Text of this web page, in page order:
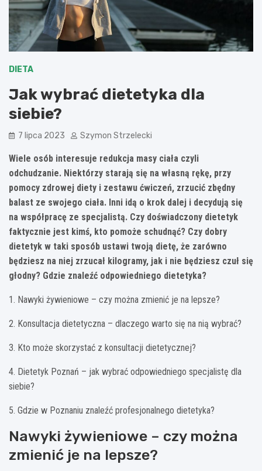
DIETA
Jak wybrać dietetyka dla
siebie?
7 lipca 2023 Szymon Strzelecki
Wiele osób interesuje redukcja masy ciała czyli
odchudzanie. Niektórzy starają się na własną rękę, przy
pomocy zdrowej diety i zestawu ćwiczeń, zrzucić zbędny
balast ze swojego ciała. Inni idą o krok dalej i decydują się
na współpracę ze specjalistą. Czy doświadczony dietetyk
faktycznie jest kimś, kto pomoże schudnąć? Czy dobry
dietetyk w taki sposób ustawi twoją dietę, że zarówno
będziesz na niej zrzucał kilogramy, jak i nie będziesz czuł się
głodny? Gdzie znaleźć odpowiedniego dietetyka?
1. Nawyki żywieniowe – czy można zmienić je na lepsze?
2. Konsultacja dietetyczna – dlaczego warto się na nią wybrać?
3. Kto może skorzystać z konsultacji dietetycznej?
4. Dietetyk Poznań – jak wybrać odpowiedniego specjalistę dla
siebie?
5. Gdzie w Poznaniu znaleźć profesjonalnego dietetyka?
Nawyki żywieniowe – czy można
zmienić je na lepsze?